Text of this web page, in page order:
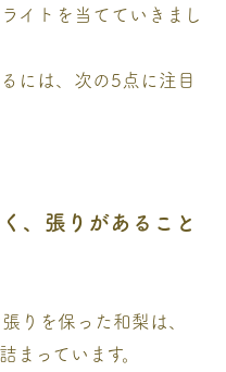
イトを当てていきまし
には、次の5点に注目
、張りがあること
りを保った和梨は、
っています。